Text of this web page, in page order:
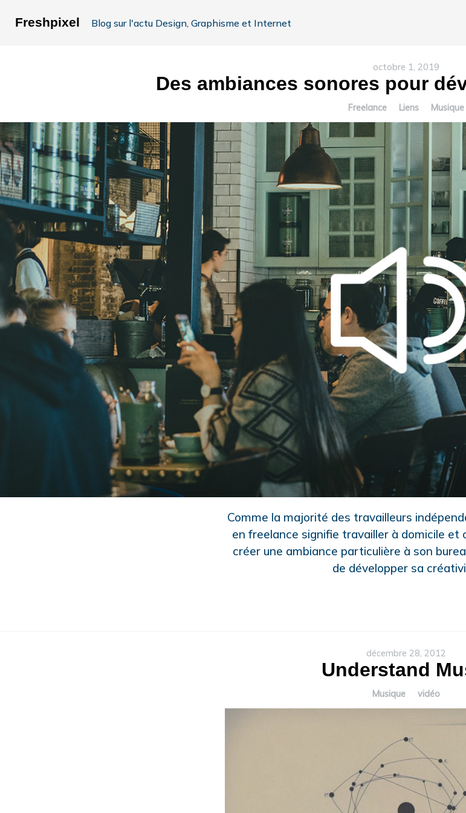
Freshpixel Blog sur l'actu Design, Graphisme et Internet
octobre 1, 2019
Des ambiances sonores pour
Freelance Liens Musique
Comme la majorité des travailleurs
en freelance signifie travailler à domicile et
créer une ambiance particulière à son
de développer sa
décembre 28, 2012
Understand
Musique vidéo